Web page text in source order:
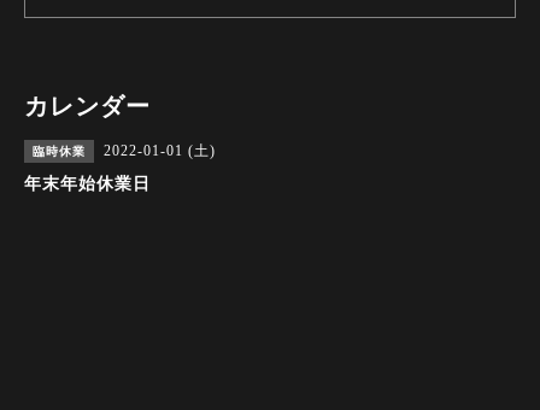
カレンダー
臨時休業 2022-01-01 (土)
年末年始休業日